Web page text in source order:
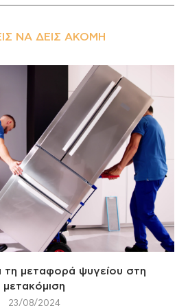
ΝΑ ΔΕΙΣ ΑΚΌΜΗ
τη μεταφορά ψυγείου στη
μετακόμιση
23/08/2024